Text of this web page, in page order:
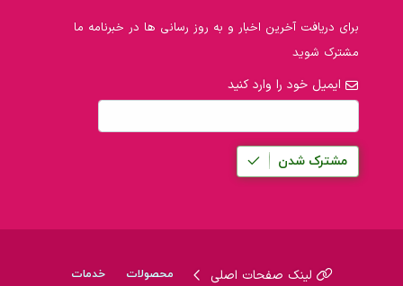
برای دریافت آخرین اخبار و به روز رسانی ها در خبرنامه ما
مشترک شوید
ایمیل خود را وارد کنید
مشترک شدن
لینک صفحات اصلی محصولات خدمات